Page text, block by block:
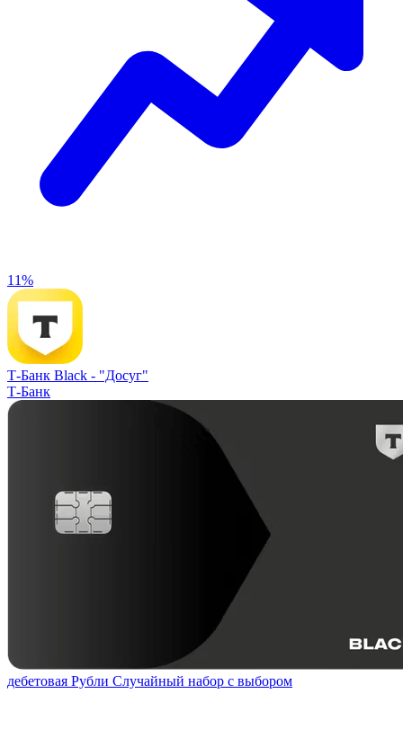
11%
Т-Банк Black - "Досуг"
Т-Банк
дебетовая Рубли Случайный набор с выбором